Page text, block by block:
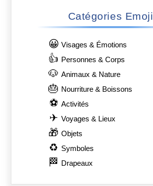
Catégories Emoji
😀 Visages & Émotions
👍 Personnes & Corps
🐶 Animaux & Nature
🎂 Nourriture & Boissons
⚽ Activités
✈ Voyages & Lieux
🎁 Objets
♻ Symboles
🏁 Drapeaux